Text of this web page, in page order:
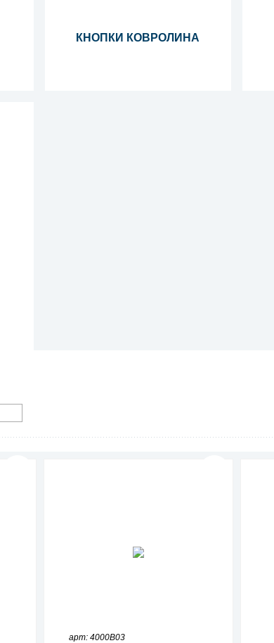
КНОПКИ КОВРОЛИНА
арт: 4000B03